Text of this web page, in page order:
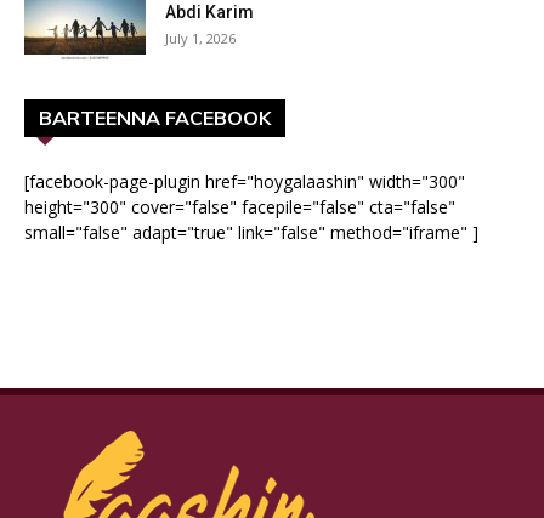
Abdi Karim
July 1, 2026
BARTEENNA FACEBOOK
[facebook-page-plugin href="hoygalaashin" width="300"
height="300" cover="false" facepile="false" cta="false"
small="false" adapt="true" link="false" method="iframe" ]